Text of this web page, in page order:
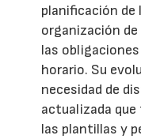
planificación de
organización
las
horario. Su
necesidad de
actualizada
las plantillas y